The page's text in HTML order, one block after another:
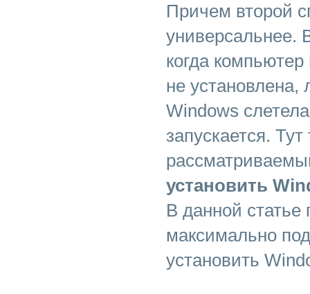
Причем второй
универсальнее.
когда
не
Windows
запускается.
установить
В данной статье
максимально
установить